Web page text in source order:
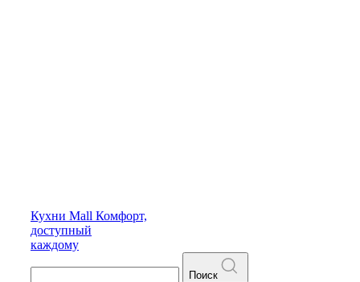
Кухни Mall Комфорт,
доступный
каждому
Поиск